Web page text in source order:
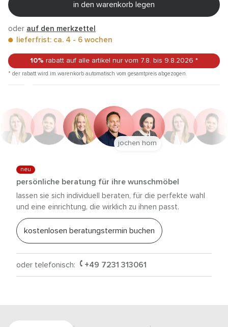
in den warenkorb legen
oder auf den merkzettel
lieferfrist: ca. 4 - 6 wochen
10% rabatt auf alle artikel nur vom 7.8. bis 9.8.2026 *
* der rabatt wird im warenkorb automatisch vom gesamtpreis abgezogen.
neu
persönliche beratung für ihre wunschmöbel
lassen sie sich individuell beraten, für die perfekte wahl
und eine einrichtung, die wirklich zu ihnen passt.
kostenlosen beratungstermin buchen
oder telefonisch: +49 7231 313061
jochen horn